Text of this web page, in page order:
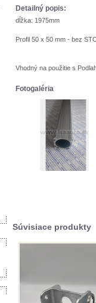
Detailný popis:
dĺžka: 1975mm
Profil 50 x 50 mm - bez
Vhodný na použitie s
Fotogaléria
Súvisiace produkty